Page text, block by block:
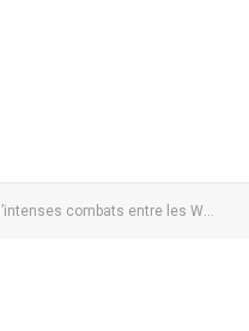
du FDCC et la coalition M23/RDF dans les hauts plateaux d’Itombwe